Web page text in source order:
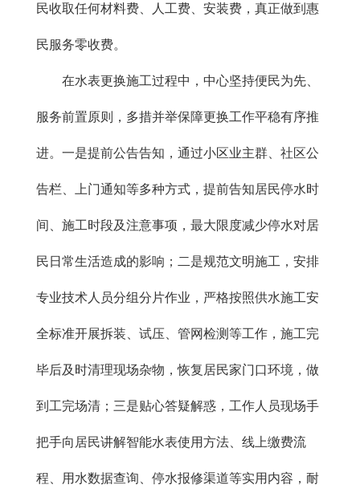
民收取任何材料费、人工费、安装费，真正做到惠
民服务零收费。
在水表更换施工过程中，中心坚持便民为先、
服务前置原则，多措并举保障更换工作平稳有序推
进。一是提前公告告知，通过小区业主群、社区公
告栏、上门通知等多种方式，提前告知居民停水时
间、施工时段及注意事项，最大限度减少停水对居
民日常生活造成的影响；二是规范文明施工，安排
专业技术人员分组分片作业，严格按照供水施工安
全标准开展拆装、试压、管网检测等工作，施工完
毕后及时清理现场杂物，恢复居民家门口环境，做
到工完场清；三是贴心答疑解惑，工作人员现场手
把手向居民讲解智能水表使用方法、线上缴费流
程、用水数据查询、停水报修渠道等实用内容，耐